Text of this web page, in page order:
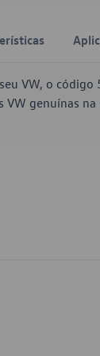
VW, o
VW genuínas